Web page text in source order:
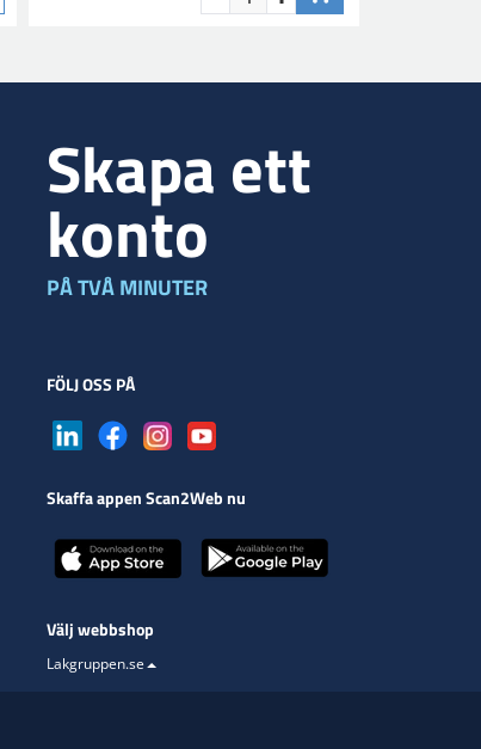
Skapa ett
konto
PÅ TVÅ MINUTER
FÖLJ OSS PÅ
Skaffa appen Scan2Web nu
Välj webbshop
Lakgruppen.se